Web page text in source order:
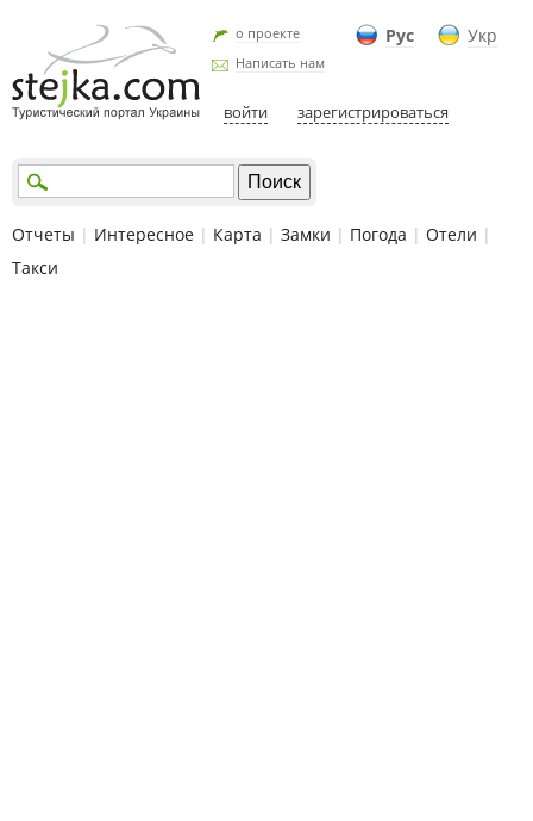
Рус Укр
о проекте
Написать нам
войти зарегистрироваться
Отчеты | Интересное | Карта | Замки | Погода | Отели |
Такси